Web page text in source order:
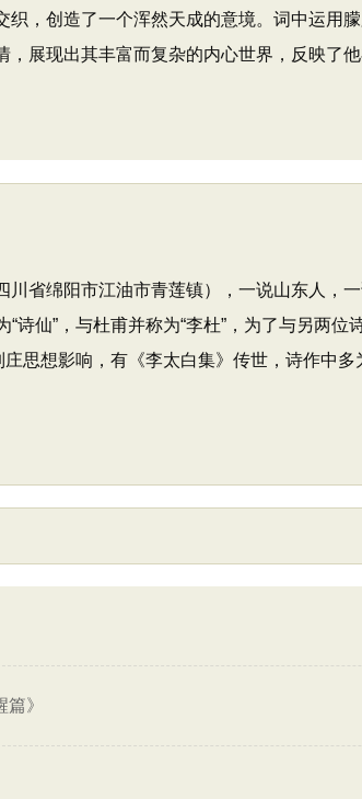
创造了一个浑然天成的意境。词中运用
展现出其丰富而复杂的内心世界，反映了
省绵阳市江油市青莲镇），一说山东人，
仙”，与杜甫并称为“李杜”，为了与另两位
思想影响，有《李太白集》传世，诗作中多
篇》